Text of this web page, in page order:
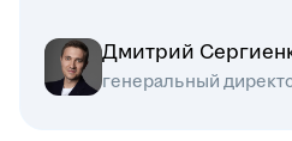
Дмитрий
генеральный